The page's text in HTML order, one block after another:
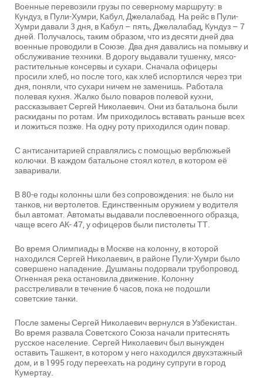
Военные перевозили грузы по северному маршруту: в
Кундуз, в Пули-Хумри, Кабул, Джелалабад. На рейс в Пули-
Хумри давали 3 дня, в Кабул – пять, Джелалабад, Кундуз – 7
дней. Получалось, таким образом, что из десяти дней два
военные проводили в Союзе. Два дня давались на помывку и
обслуживание техники. В дорогу выдавали тушенку, мясо-
растительные консервы и сухари. Сначала офицеры
просили хлеб, но после того, как хлеб испортился через три
дня, поняли, что сухари ничем не заменишь. Работала
полевая кухня. Жалко было поваров полевой кухни,
рассказывает Сергей Николаевич. Они из батальона были
раскиданы по ротам. Им приходилось вставать раньше всех
и ложиться позже. На одну роту приходился один повар.
С антисанитарией справлялись с помощью верблюжьей
колючки. В каждом батальоне стоял котел, в котором её
заваривали.
В 80-е годы колонны шли без сопровождения: не было ни
танков, ни вертолетов. Единственным оружием у водителя
был автомат. Автоматы выдавали послевоенного образца,
чаще всего АК- 47, у офицеров были пистолеты ТТ.
Во время Олимпиады в Москве на колонну, в которой
находился Сергей Николаевич, в районе Пули-Хумри было
совершено нападение. Душманы подорвали трубопровод.
Огненная река остановила движение. Колонну
расстреливали в течение 6 часов, пока не подошли
советские танки.
После замены Сергей Николаевич вернулся в Узбекистан.
Во время развала Советского Союза начали притеснять
русское население. Сергей Николаевич был вынужден
оставить Ташкент, в котором у него находился двухэтажный
дом, и в 1995 году переехать на родину супруги в город
Кумертау.